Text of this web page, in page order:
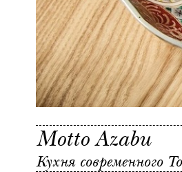
Motto Azabu
Кухня современного